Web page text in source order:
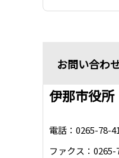
お問い合わ
伊那市役
電話：0265-78-
ファクス：0265-